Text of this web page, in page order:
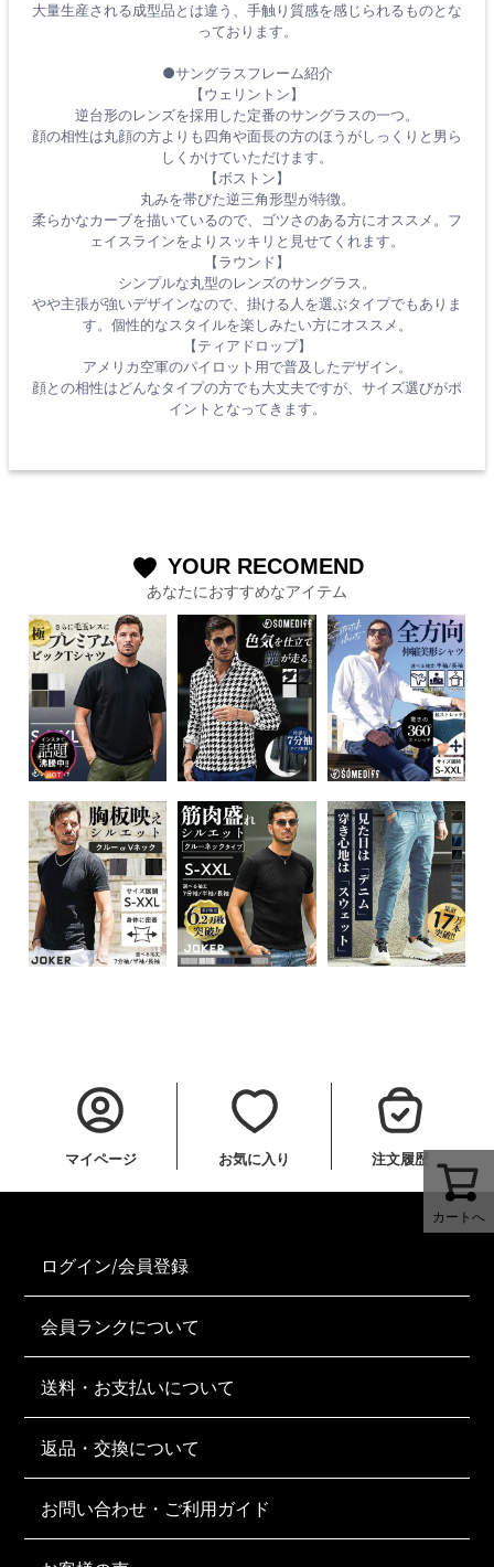
大量生産される成型品とは違う、手触り質感を感じられるものとな
っております。
●サングラスフレーム紹介
【ウェリントン】
逆台形のレンズを採用した定番のサングラスの一つ。
顔の相性は丸顔の方よりも四角や面長の方のほうがしっくりと男ら
しくかけていただけます。
【ボストン】
丸みを帯びた逆三角形型が特徴。
柔らかなカーブを描いているので、ゴツさのある方にオススメ。フ
ェイスラインをよりスッキリと見せてくれます。
【ラウンド】
シンプルな丸型のレンズのサングラス。
やや主張が強いデザインなので、掛ける人を選ぶタイプでもありま
す。個性的なスタイルを楽しみたい方にオススメ。
【ティアドロップ】
アメリカ空軍のパイロット用で普及したデザイン。
顔との相性はどんなタイプの方でも大丈夫ですが、サイズ選びがポ
イントとなってきます。
カートへ
favorite YOUR RECOMEND
あなたにおすすめなアイテム
マイページ お気に入り 注文履歴
ログイン/会員登録
会員ランクについて
送料・お支払いについて
返品・交換について
お問い合わせ・ご利用ガイド